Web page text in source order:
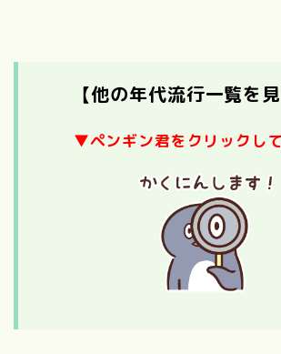
【他の年代流行一覧を
▼ペンギン君をクリックし